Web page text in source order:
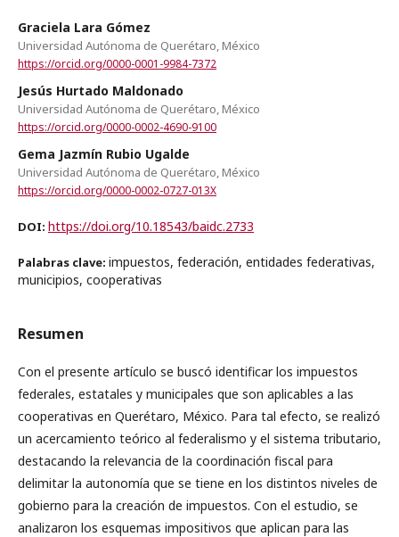
Graciela Lara Gómez
Universidad Autónoma de Querétaro, México
https://orcid.org/0000-0001-9984-7372
Jesús Hurtado Maldonado
Universidad Autónoma de Querétaro, México
https://orcid.org/0000-0002-4690-9100
Gema Jazmín Rubio Ugalde
Universidad Autónoma de Querétaro, México
https://orcid.org/0000-0002-0727-013X
DOI: https://doi.org/10.18543/baidc.2733
Palabras clave: impuestos, federación, entidades federativas,
municipios, cooperativas
Resumen
Con el presente artículo se buscó identificar los impuestos
federales, estatales y municipales que son aplicables a las
cooperativas en Querétaro, México. Para tal efecto, se realizó
un acercamiento teórico al federalismo y el sistema tributario,
destacando la relevancia de la coordinación fiscal para
delimitar la autonomía que se tiene en los distintos niveles de
gobierno para la creación de impuestos. Con el estudio, se
analizaron los esquemas impositivos que aplican para las